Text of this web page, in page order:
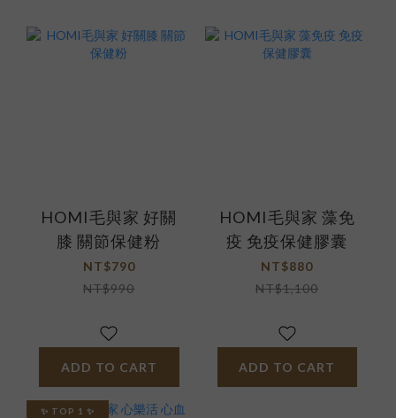
HOMI毛與家 好關
膝 關節保健粉
NT$790
NT$990
ADD TO CART
HOMI毛與家 藻免
疫 免疫保健膠囊
NT$880
NT$1,100
ADD TO CART
✨ TOP 1 ✨